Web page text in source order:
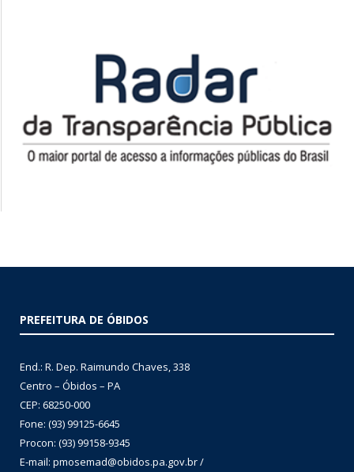
PREFEITURA DE ÓBIDOS
End.: R. Dep. Raimundo Chaves, 338
Centro – Óbidos – PA
CEP: 68250-000
Fone: (93) 99125-6645
Procon: (93) 99158-9345
E-mail: pmosemad@obidos.pa.gov.br /